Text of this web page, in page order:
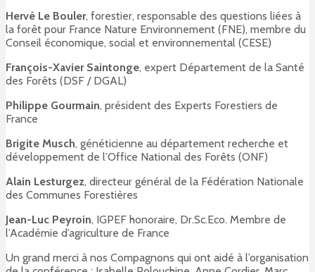
Hervé Le Bouler, forestier, responsable des questions liées à
la forêt pour France Nature Environnement (FNE), membre du
Conseil économique, social et environnemental (CESE)
François-Xavier Saintonge, expert Département de la Santé
des Forêts (DSF / DGAL)
Philippe Gourmain, président des Experts Forestiers de
France
Brigite Musch, généticienne au département recherche et
développement de l’Office National des Forêts (ONF)
Alain Lesturgez, directeur général de la Fédération Nationale
des Communes Forestières
Jean-Luc Peyroin, IGPEF honoraire, Dr.Sc.Eco. Membre de
l’Académie d’agriculture de France
Un grand merci à nos Compagnons qui ont aidé à l’organisation